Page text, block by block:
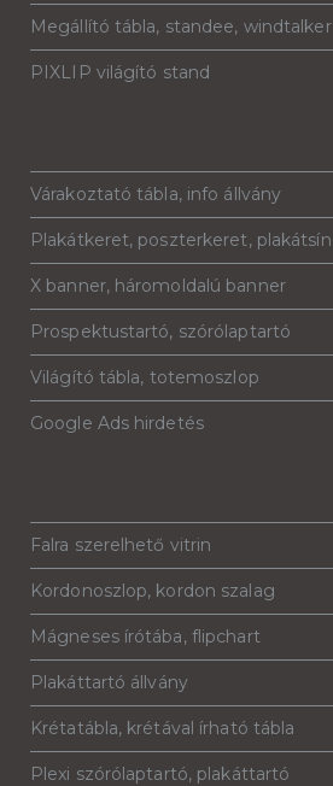
Megállító tábla, standee, windtalker
PIXLIP világító stand
Várakoztató tábla, info állvány
Plakátkeret, poszterkeret, plakátsín
X banner, háromoldalú banner
Prospektustartó, szórólaptartó
Világító tábla, totemoszlop
Google Ads hirdetés
Falra szerelhető vitrin
Kordonoszlop, kordon szalag
Mágneses írótába, flipchart
Plakáttartó állvány
Krétatábla, krétával írható tábla
Plexi szórólaptartó, plakáttartó